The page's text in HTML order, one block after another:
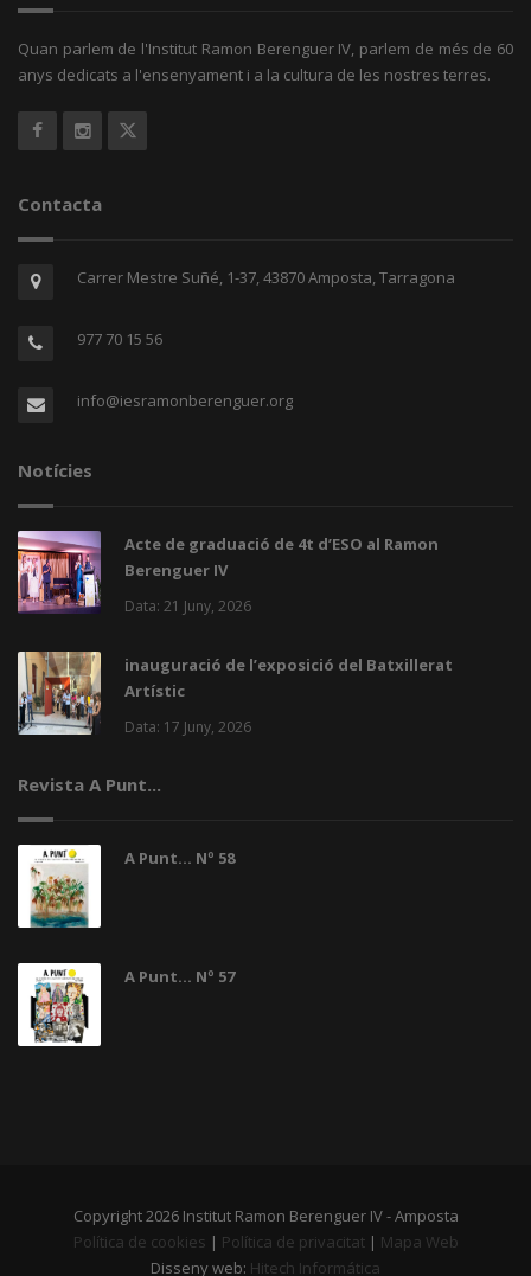
Quan parlem de l'Institut Ramon Berenguer IV, parlem de més de 60
anys dedicats a l'ensenyament i a la cultura de les nostres terres.
Contacta
Carrer Mestre Suñé, 1-37, 43870 Amposta, Tarragona
977 70 15 56
info@iesramonberenguer.org
Notícies
Acte de graduació de 4t d’ESO al Ramon
Berenguer IV
Data: 21 Juny, 2026
inauguració de l’exposició del Batxillerat
Artístic
Data: 17 Juny, 2026
Revista A Punt...
A Punt... Nº 58
A Punt... Nº 57
Copyright 2026 Institut Ramon Berenguer IV - Amposta
Política de cookies | Política de privacitat| Mapa Web
Disseny web: Hitech Informática